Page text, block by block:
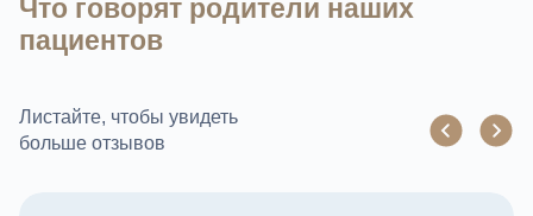
Что говорят родители наших
пациентов
Листайте, чтобы увидеть
больше отзывов